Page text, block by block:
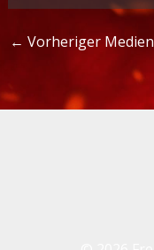
← Vorheriger Medien